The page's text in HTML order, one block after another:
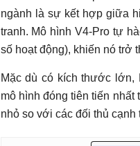
ngành là sự kết hợp giữa
tranh. Mô hình V4-Pro tự
số hoạt động), khiến nó trở
Mặc dù có kích thước lớn,
mô hình đóng tiên tiến
nhỏ so với các đối thủ